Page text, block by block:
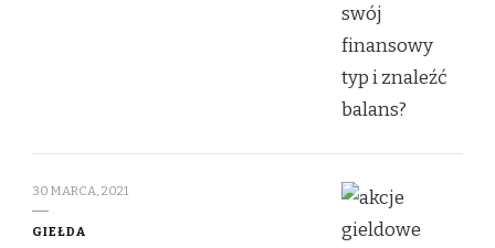
30 MARCA, 2021
GIEŁDA